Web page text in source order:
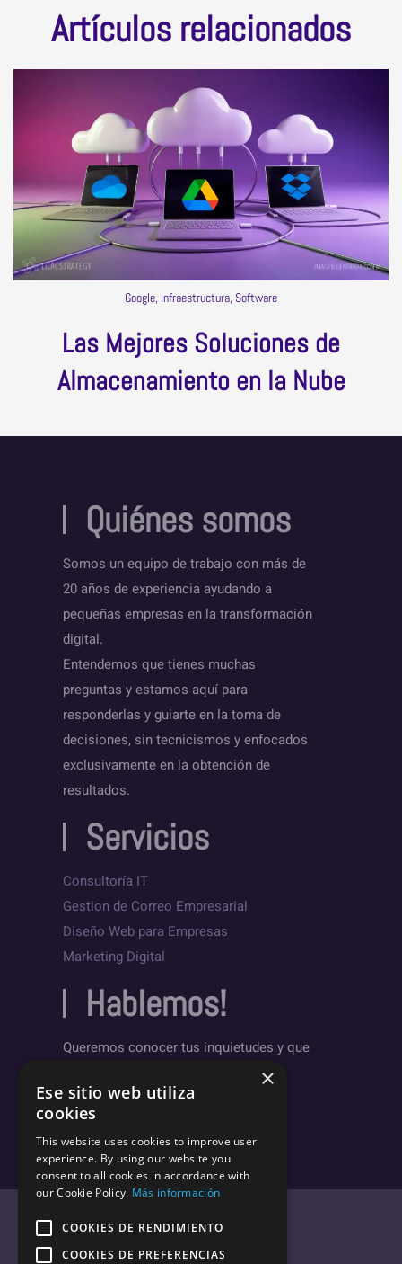
Artículos relacionados
Google, Infraestructura, Software
Las Mejores Soluciones de
Almacenamiento en la Nube
Quiénes somos
Somos un equipo de trabajo con más de
20 años de experiencia ayudando a
pequeñas empresas en la transformación
digital.
Entendemos que tienes muchas
preguntas y estamos aquí para
responderlas y guiarte en la toma de
decisiones, sin tecnicismos y enfocados
exclusivamente en la obtención de
resultados.
Servicios
Consultoría IT
Gestion de Correo Empresarial
Diseño Web para Empresas
Marketing Digital
Hablemos!
Queremos conocer tus inquietudes y que
sepas un poco más sobre nosotros.
×
Ese sitio web utiliza
cookies
This website uses cookies to improve user
experience. By using our website you
consent to all cookies in accordance with
our Cookie Policy. Más información
COOKIES DE RENDIMIENTO
COOKIES DE PREFERENCIAS